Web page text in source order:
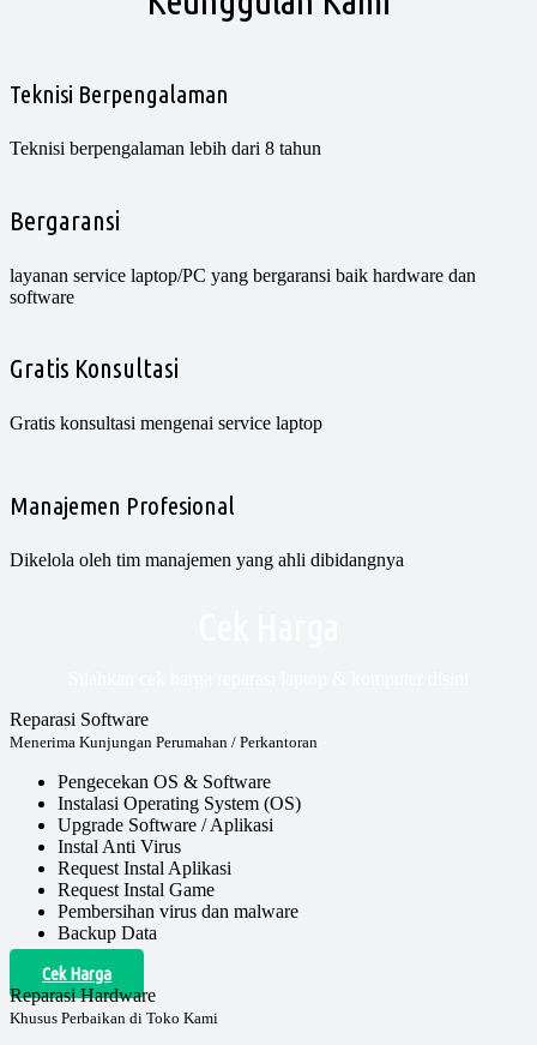
Teknisi Berpengalaman
Teknisi berpengalaman lebih dari 8 tahun
Bergaransi
layanan service laptop/PC yang bergaransi baik hardware dan
software
Gratis Konsultasi
Gratis konsultasi mengenai service laptop
Manajemen Profesional
Dikelola oleh tim manajemen yang ahli dibidangnya
Reparasi Software
Menerima Kunjungan Perumahan / Perkantoran
Pengecekan OS & Software
Instalasi Operating System (OS)
Upgrade Software / Aplikasi
Instal Anti Virus
Request Instal Aplikasi
Request Instal Game
Pembersihan virus dan malware
Backup Data
Cek Harga
Reparasi Hardware
Khusus Perbaikan di Toko Kami